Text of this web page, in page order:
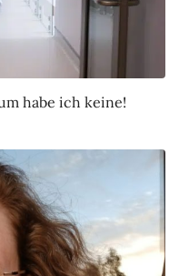
habe ich keine!